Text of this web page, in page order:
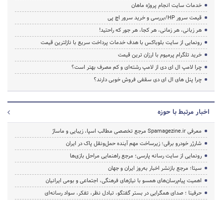
خدمات سایت انجام پروژه ماهان
قیمت سرور HP/بررسی و خرید سرور اچ پی
هر زبانی، هر زمانی، هر کجا، هر جور که راحتید!
رونمایی از سایت بلوباکس با هدف خدمات پرداخت سریع با نازلترین قیمت
خرید تلگرام پرمیوم با ارزان ترین قیمت
چرا لامپ ال ای دی از لامپ رشته‌ای و کم مصرف بهتر است؟
چرا پنل های ال ای دی سقفی فروش خوبی دارند؟
اخبار مرتبط با حوزه
معرفی Spamagezine.ir مرجع تخصصی مطالب اسپا، زیبایی و ماساژ
شارژر خودرو برقی؛ زیرساخت مهم آینده حمل‌ونقل پاک در ایران
رونمایی از سایت رسانه پارسی؛ مرجع راهنمایی مراحل بازی‌ها
سیتا؛ مرجع بازنشر اخبار به‌روز ایران و جهان
اهمیت پیام‌رسان‌های همسو با نیازهای فرهنگی، اجتماعی و بومی ایرانیان
حرفینا ؛ صدای همگرایی در بستر گفتگو، تبادل نظر، تفکر، سواد رسانه‌ای